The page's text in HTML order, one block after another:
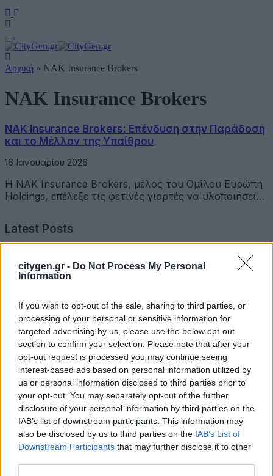
citygen.gr - Do Not Process My Personal
Information
If you wish to opt-out of the sale, sharing to third parties, or
processing of your personal or sensitive information for
targeted advertising by us, please use the below opt-out
section to confirm your selection. Please note that after your
opt-out request is processed you may continue seeing
interest-based ads based on personal information utilized by
us or personal information disclosed to third parties prior to
your opt-out. You may separately opt-out of the further
disclosure of your personal information by third parties on the
IAB’s list of downstream participants. This information may
also be disclosed by us to third parties on the IAB’s List of
Downstream Participants that may further disclose it to other
Αρχική » NAK Insurance Brokers
NAK Insurance Brokers
NAK Insurance Brokers: Επένδυση στην Παράδοση
και το Μέλλον της Υπαίθρου
16 Ιανουαρίου 2026
Η NAK Insurance Brokers, μέλος του Ομίλου Ευρώπη
Holdings, επέλεξε τις φετινές γιορτές να υλοποιήσει…
Latest Posts
Όμιλος Σαρακάκη: Παραχώρησε το νέο Maxus T60 Max
στην ΕΠΟΜΕΑ Βιλίων
Ν. Χαρδαλιάς: «Με το Παρατηρητήριο Έργων η
Περιφέρεια αποκτά ένα πρωτοποριακό ψηφιακό
εργαλείο λογοδοσίας»
6 Αυγούστου 2026
Δήμος Αθηναίων: 43 σχολικές αυλές γίνονται πιο
πράσινες και πιο δροσερές
5 Αυγούστου 2026
Η FARIA Renewables προχώρησε στην ηλεκτροδότηση
του αιολικού πάρκου Faria Αίολος Λάρυμνα